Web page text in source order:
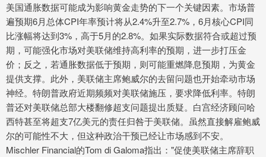
美国通胀数据可能成为影响黄金走势的下一个关键因素。市场普
遍预期6月总体CPI年率预计将从2.4%升至2.7%，6月核心CPI同
比涨幅将达到3%，高于5月的2.8%。如果实际数据符合或超过预
期，可能强化市场对美联储维持高利率的预期，进一步打压金
价；反之，若通胀数据低于预期，则可能重燃降息预期，为黄金
提供支撑。此外，美联储主席鲍威尔的去留问题也开始牵动市场
神经。特朗普政府近期频频对美联储施压，要求降低利率。特朗
普还对美联储总部大楼翻修超支问题提出质疑。白宫经济顾问哈
西特甚至将超支7亿美元的责任归咎于美联储。虽然直接解雇鲍威
尔的可能性不大，但这种政治干预已经让市场感到不安。
Mischler Financial的Tom di Galoma指出："促使美联储主席辞职